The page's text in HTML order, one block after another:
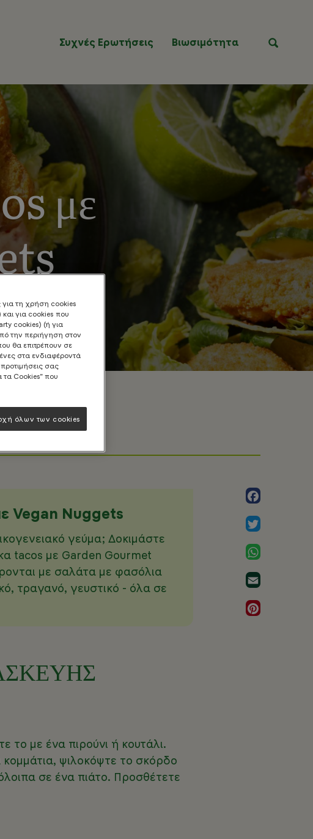
Συχνές Ερωτήσεις
Βιωσιμότητα
με
Vegan Nuggets
γεύμα; Δοκιμάστε
tacos με Garden Gourmet
με σαλάτα με φασόλια
τραγανό, γευστικό - όλα σε
το με ένα πιρούνι ή κουτάλι.
ψιλοκόψτε το σκόρδο
σε ένα πιάτο. Προσθέτετε
για τη χρήση cookies
για cookies που
cookies) (ή για
την περιήγηση στον
θα επιτρέπουν σε
στα ενδιαφέροντά
σας
τα Cookies" που
όλων των cookies